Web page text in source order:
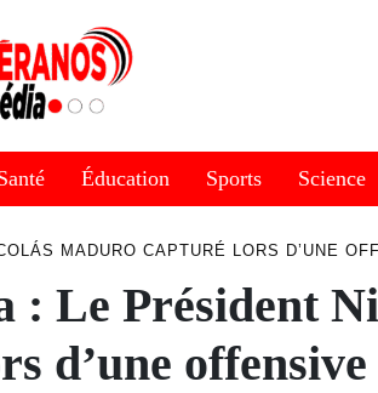
Éducation Sports Science
MADURO CAPTURÉ LORS D’UNE
: Le Président
d’une